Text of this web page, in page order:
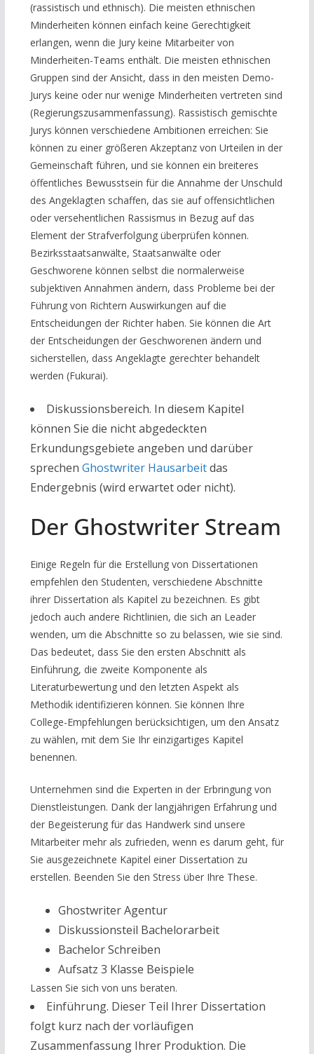
(rassistisch und ethnisch). Die meisten ethnischen
Minderheiten können einfach keine Gerechtigkeit
erlangen, wenn die Jury keine Mitarbeiter von
Minderheiten-Teams enthält. Die meisten ethnischen
Gruppen sind der Ansicht, dass in den meisten Demo-
Jurys keine oder nur wenige Minderheiten vertreten sind
(Regierungszusammenfassung). Rassistisch gemischte
Jurys können verschiedene Ambitionen erreichen: Sie
können zu einer größeren Akzeptanz von Urteilen in der
Gemeinschaft führen, und sie können ein breiteres
öffentliches Bewusstsein für die Annahme der Unschuld
des Angeklagten schaffen, das sie auf offensichtlichen
oder versehentlichen Rassismus in Bezug auf das
Element der Strafverfolgung überprüfen können.
Bezirksstaatsanwälte, Staatsanwälte oder
Geschworene können selbst die normalerweise
subjektiven Annahmen ändern, dass Probleme bei der
Führung von Richtern Auswirkungen auf die
Entscheidungen der Richter haben. Sie können die Art
der Entscheidungen der Geschworenen ändern und
sicherstellen, dass Angeklagte gerechter behandelt
werden (Fukurai).
Diskussionsbereich. In diesem Kapitel
können Sie die nicht abgedeckten
Erkundungsgebiete angeben und darüber
sprechen Ghostwriter Hausarbeitdas
Endergebnis (wird erwartet oder nicht).
Der Ghostwriter Stream
Einige Regeln für die Erstellung von Dissertationen
empfehlen den Studenten, verschiedene Abschnitte
ihrer Dissertation als Kapitel zu bezeichnen. Es gibt
jedoch auch andere Richtlinien, die sich an Leader
wenden, um die Abschnitte so zu belassen, wie sie sind.
Das bedeutet, dass Sie den ersten Abschnitt als
Einführung, die zweite Komponente als
Literaturbewertung und den letzten Aspekt als
Methodik identifizieren können. Sie können Ihre
College-Empfehlungen berücksichtigen, um den Ansatz
zu wählen, mit dem Sie Ihr einzigartiges Kapitel
benennen.
Unternehmen sind die Experten in der Erbringung von
Dienstleistungen. Dank der langjährigen Erfahrung und
der Begeisterung für das Handwerk sind unsere
Mitarbeiter mehr als zufrieden, wenn es darum geht, für
Sie ausgezeichnete Kapitel einer Dissertation zu
erstellen. Beenden Sie den Stress über Ihre These.
Ghostwriter Agentur
Diskussionsteil Bachelorarbeit
Bachelor Schreiben
Aufsatz 3 Klasse Beispiele
Lassen Sie sich von uns beraten.
Einführung. Dieser Teil Ihrer Dissertation
folgt kurz nach der vorläufigen
Zusammenfassung Ihrer Produktion. Die